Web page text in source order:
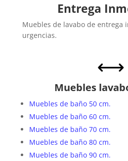
Entrega
Muebles de lavabo de entrega
urgencias.
,
Muebles
Muebles de baño 50 cm.
Muebles de baño 60 cm.
Muebles de baño 70 cm.
Muebles de baño 80 cm.
Muebles de baño 90 cm.